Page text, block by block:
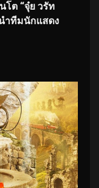
โต “จุ๋ย วรัท
ำทีมนักแสดง